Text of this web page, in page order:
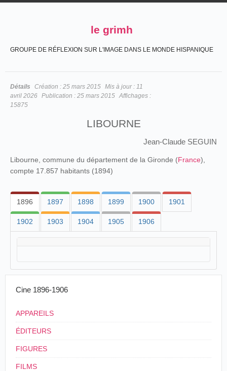
le grimh
GROUPE DE RÉFLEXION SUR L'IMAGE DANS LE MONDE HISPANIQUE
Détails Création : 25 mars 2015 Mis à jour : 11
avril 2026 Publication : 25 mars 2015 Affichages :
15875
LIBOURNE
Jean-Claude SEGUIN
Libourne, commune du département de la Gironde (France),
compte 17.857 habitants (1894)
1896 1897 1898 1899 1900 1901
1902 1903 1904 1905 1906
Cine 1896-1906
APPAREILS
ÉDITEURS
FIGURES
FILMS